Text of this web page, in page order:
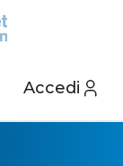
Accedi